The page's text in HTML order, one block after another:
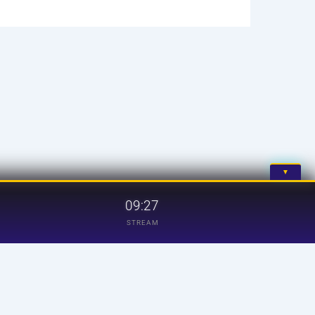
▼
09:27
STREAM